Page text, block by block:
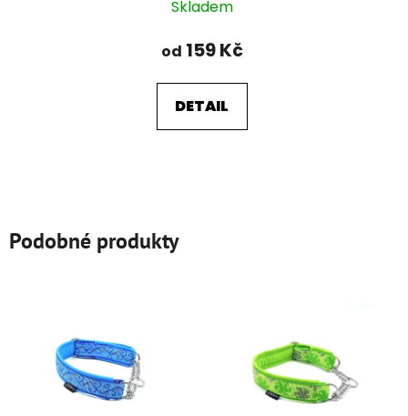
Skladem
od 159 Kč
DETAIL
Podobné produkty